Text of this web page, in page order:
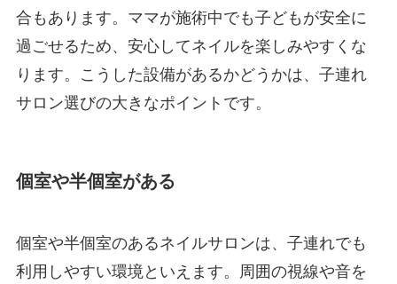
合もあります。ママが施術中でも子どもが安全に
過ごせるため、安心してネイルを楽しみやすくな
ります。こうした設備があるかどうかは、子連れ
サロン選びの大きなポイントです。
個室や半個室がある
個室や半個室のあるネイルサロンは、子連れでも
利用しやすい環境といえます。周囲の視線や音を